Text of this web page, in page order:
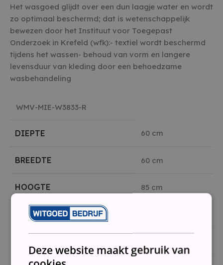
Het wasgoed glijdt over een dun laagje water en wordt
zo optimaal beschermd; dat is wetenschappelijk
bewezen door het Instituut voor Toegepast
Onderzoek in Krefeld (wfk):- textiel wordt beschermd
tijdens het wassen- behoud van vorm en langere
levensduur van kleding door een behoedzame
wasbehandeling
WMV-MIE-W3833-R
DIEPTE 60 cm
BREEDTE 60 cm
HOOGTE 85 cm
MERK
Deze website maakt gebruik van